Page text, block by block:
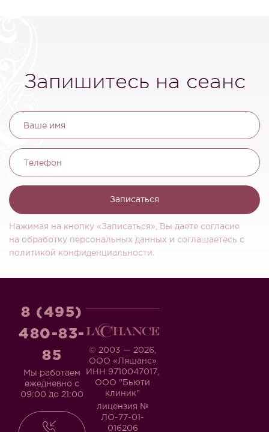
Запишитесь на сеанс
Ваше имя
Телефон
Записаться
Нажимая на кнопку «Записаться», Вы даете согласие
на обработку персональных данных и соглашаетесь c
политикой конфиденциальности.
© 2003 — 2026,
ООО «Ляшанс»
ИНН 9710047017,
ООО "Бьюти
клиник"
лицензия №
ЛО-77-01-
016206
8 (495)
480-83-
85
Мы работаем
ежедневно с
09:00 до 21:00